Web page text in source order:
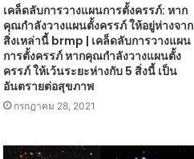
เคล็ดลับการวางแผนการตั้งครรภ์: หาก
คุณกำลังวางแผนตั้งครรภ์ ให้อยู่ห่างจาก
สิ่งเหล่านี้ brmp | เคล็ดลับการวางแผน
การตั้งครรภ์ หากคุณกำลังวางแผนตั้ง
ครรภ์ ให้เว้นระยะห่างกับ 5 สิ่งนี้ เป็น
อันตรายต่อสุขภาพ
กรกฎาคม 28, 2021